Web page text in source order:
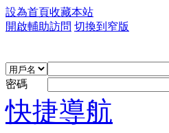
設為首頁收藏本站
開啟輔助訪問 切換到窄版
密碼
快捷導航